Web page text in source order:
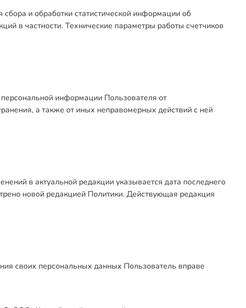
и обработки статистической информации об
в частности. Технические параметры работы счетчиков
информации Пользователя от
а также от иных неправомерных действий с ней
в актуальной редакции указывается дата последнего
новой редакцией Политики. Действующая редакция
своих персональных данных Пользователь вправе